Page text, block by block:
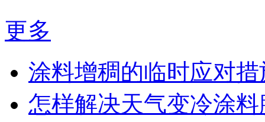
更多
涂料增稠的临时应对措
怎样解决天气变冷涂